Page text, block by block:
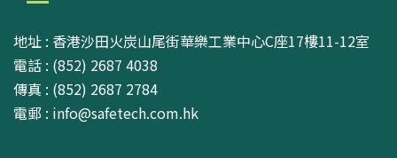
地址 : 香港沙田火炭山尾街華樂工業中心C座17樓11-12室
電話 : (852) 2687 4038
傳真 : (852) 2687 2784
電郵 : info@safetech.com.hk